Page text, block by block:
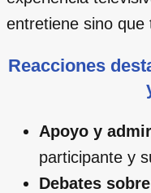
entretiene sino que
Reacciones
Apoyo y
participante y
Debates